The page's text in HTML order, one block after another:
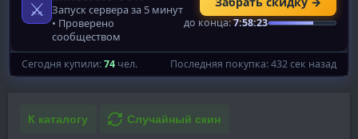
К каталогу Случайный скин